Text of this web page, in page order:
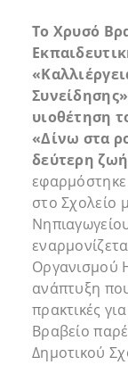
Το Χρυσό
υιοθέτηση
«Δίνω στα
δεύτερη
στο Σχολείο
Οργανισμού
ανάπτυξη
πρακτικές
Βραβείο
Δημοτικού